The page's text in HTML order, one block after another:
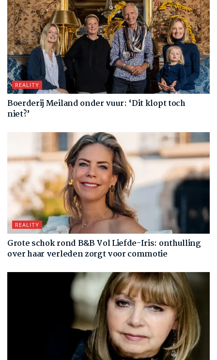
REALITY
Boerderij Meiland onder vuur: ‘Dit klopt toch
niet?’
REALITY
Grote schok rond B&B Vol Liefde-Iris: onthulling
over haar verleden zorgt voor commotie